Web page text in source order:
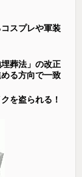
スプレや軍装
葬法」の改正
る方向で一致
を盗られる！